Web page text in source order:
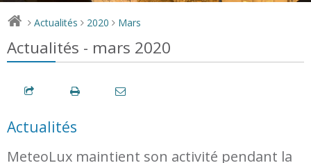
> Actualités > 2020 > Mars
Actualités - mars 2020
Actualités
MeteoLux maintient son activité pendant la